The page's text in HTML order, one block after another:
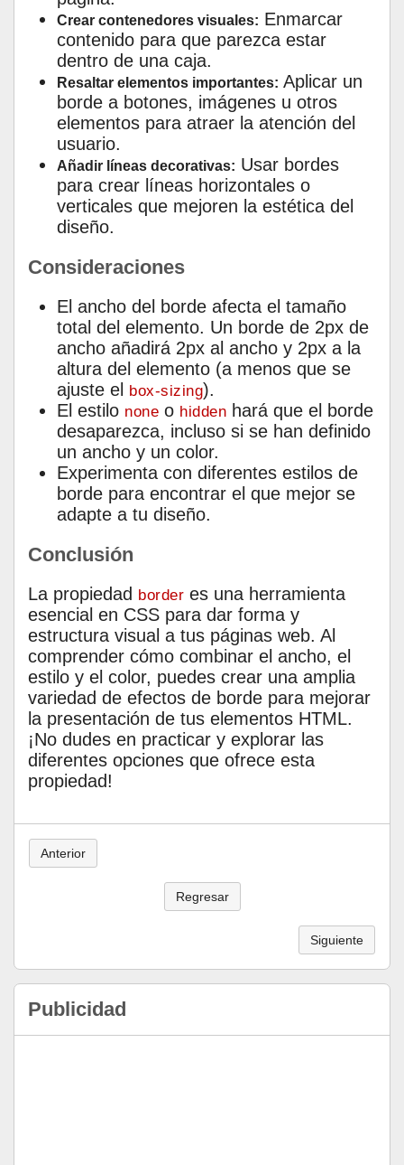
Crear contenedores visuales: Enmarcar
contenido para que parezca estar
dentro de una caja.
Resaltar elementos importantes: Aplicar un
borde a botones, imágenes u otros
elementos para atraer la atención del
usuario.
Añadir líneas decorativas: Usar bordes
para crear líneas horizontales o
verticales que mejoren la estética del
diseño.
Consideraciones
El ancho del borde afecta el tamaño
total del elemento. Un borde de 2px de
ancho añadirá 2px al ancho y 2px a la
altura del elemento (a menos que se
ajuste el box-sizing).
El estilo none o hidden hará que el borde
desaparezca, incluso si se han definido
un ancho y un color.
Experimenta con diferentes estilos de
borde para encontrar el que mejor se
adapte a tu diseño.
Conclusión
La propiedad border es una herramienta
esencial en CSS para dar forma y
estructura visual a tus páginas web. Al
comprender cómo combinar el ancho, el
estilo y el color, puedes crear una amplia
variedad de efectos de borde para mejorar
la presentación de tus elementos HTML.
¡No dudes en practicar y explorar las
diferentes opciones que ofrece esta
propiedad!
Anterior
Regresar
Siguiente
Publicidad